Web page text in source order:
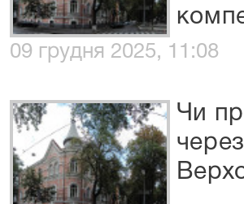
09 грудня 2025, 11:08
Чи